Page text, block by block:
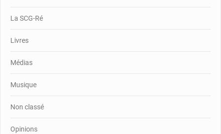
La SCG-Ré
Livres
Médias
Musique
Non classé
Opinions